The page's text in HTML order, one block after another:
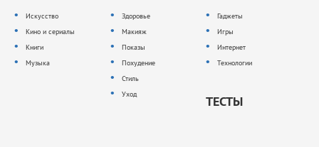
Искусство
Кино и сериалы
Книги
Музыка
Здоровье
Макияж
Показы
Похудение
Стиль
Уход
Гаджеты
Игры
Интернет
Технологии
ТЕСТЫ